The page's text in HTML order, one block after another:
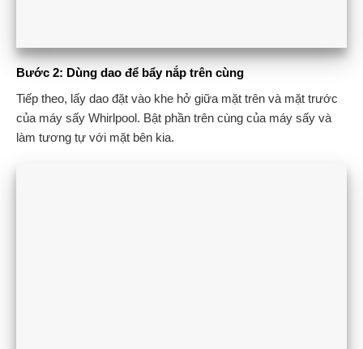
Bước 2: Dùng dao để bẩy nắp trên cùng
Tiếp theo, lấy dao đặt vào khe hở giữa mặt trên và mặt trước
của máy sấy Whirlpool. Bật phần trên cùng của máy sấy và
làm tương tự với mặt bên kia.